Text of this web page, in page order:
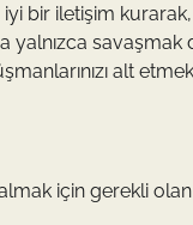
bir iletişim
yalnızca
alt
için gerekli olan